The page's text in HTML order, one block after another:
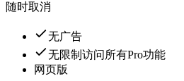
随时取消
无广告
无限制访问所有Pro功能
网页版